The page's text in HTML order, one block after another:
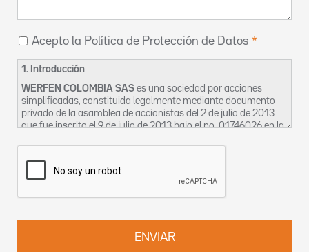
Acepto la Política de Protección de Datos
1. Introducción
WERFEN COLOMBIA SAS es una sociedad por acciones
simplificadas, constituida legalmente mediante documento
privado de la asamblea de accionistas del 2 de julio de 2013
que fue inscrito el 9 de julio de 2013 bajo el no. 01746026 en la
tributariamente bajo el NIT 900633240-2 y para los efectos
de esta política se denominará en adelante como “La
habeas data, así como la privacidad, la intimidad y el buen
nombre de sus clientes, proveedores, trabajadores,
contratistas, bien sean estos activos o inactivos, ocasionales